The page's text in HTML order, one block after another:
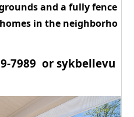
and a fully fence
in the neighborho
7989 or sykbellevu